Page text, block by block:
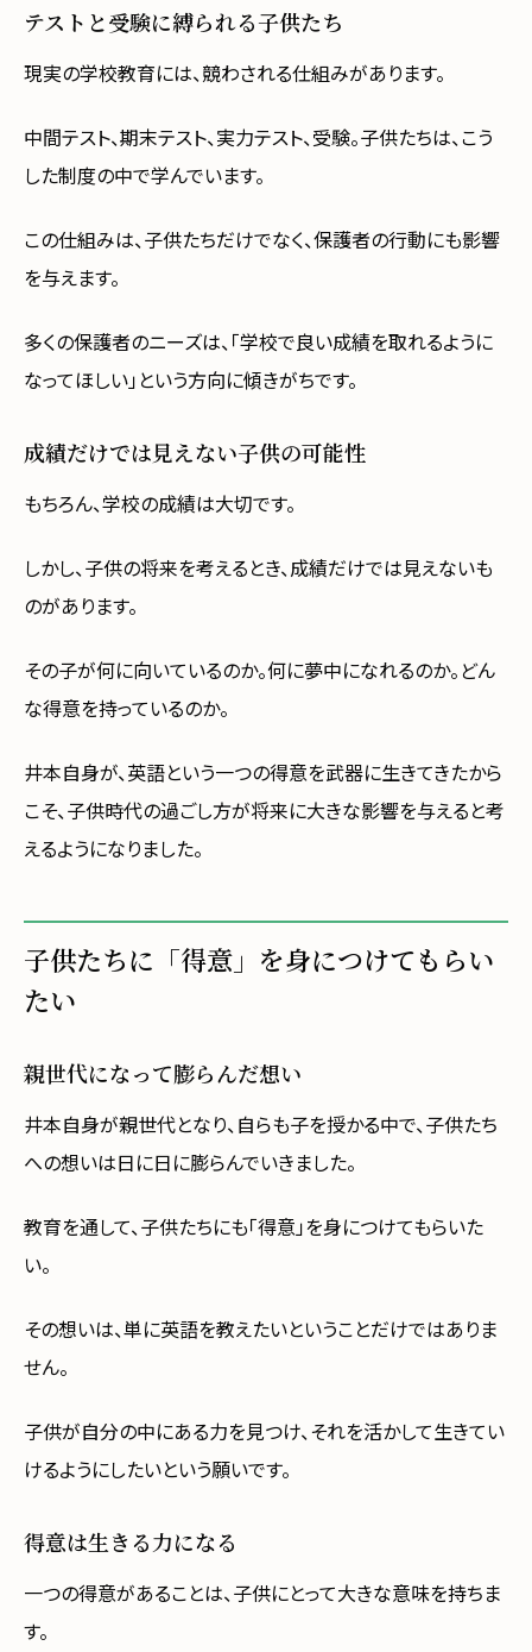
テストと受験に縛られる子供たち
現実の学校教育には、競わされる仕組みがあります。
中間テスト、期末テスト、実力テスト、受験。子供たちは、こう
した制度の中で学んでいます。
この仕組みは、子供たちだけでなく、保護者の行動にも影響
を与えます。
多くの保護者のニーズは、「学校で良い成績を取れるように
なってほしい」という方向に傾きがちです。
成績だけでは見えない子供の可能性
もちろん、学校の成績は大切です。
しかし、子供の将来を考えるとき、成績だけでは見えないも
のがあります。
その子が何に向いているのか。何に夢中になれるのか。どん
な得意を持っているのか。
井本自身が、英語という一つの得意を武器に生きてきたから
こそ、子供時代の過ごし方が将来に大きな影響を与えると考
えるようになりました。
子供たちに「得意」を身につけてもらい
たい
親世代になって膨らんだ想い
井本自身が親世代となり、自らも子を授かる中で、子供たち
への想いは日に日に膨らんでいきました。
教育を通して、子供たちにも「得意」を身につけてもらいた
い。
その想いは、単に英語を教えたいということだけではありま
せん。
子供が自分の中にある力を見つけ、それを活かして生きてい
けるようにしたいという願いです。
得意は生きる力になる
一つの得意があることは、子供にとって大きな意味を持ちま
す。